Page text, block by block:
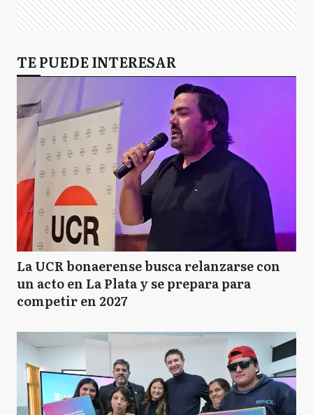
TE PUEDE INTERESAR
La UCR bonaerense busca relanzarse con
un acto en La Plata y se prepara para
competir en 2027